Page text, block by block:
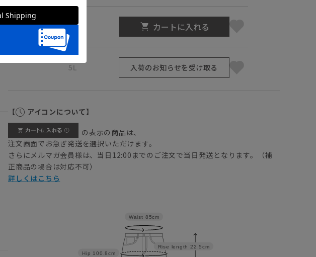
4L カートに入れる
5L 入荷のお知らせを受け取る
【 アイコンについて】
の表示の商品は、
注文画面でお急ぎ発送を選択いただけます。
さらにメルマガ会員様は、当日12:00までのご注文で当日発送となります。（補
正商品の場合は対応不可）
詳しくはこちら
Rise length 22.5cm
Hip 100.8cm
Waist 85cm